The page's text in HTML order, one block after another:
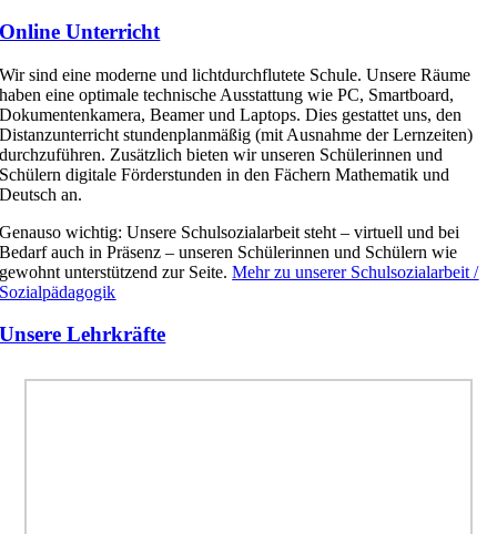
Online Unterricht
Wir sind eine moderne und lichtdurchflutete Schule. Unsere Räume
haben eine optimale technische Ausstattung wie PC, Smartboard,
Dokumentenkamera, Beamer und Laptops. Dies gestattet uns, den
Distanzunterricht stundenplanmäßig (mit Ausnahme der Lernzeiten)
durchzuführen. Zusätzlich bieten wir unseren Schülerinnen und
Schülern digitale Förderstunden in den Fächern Mathematik und
Deutsch an.
Genauso wichtig: Unsere Schulsozialarbeit steht – virtuell und bei
Bedarf auch in Präsenz – unseren Schülerinnen und Schülern wie
gewohnt unterstützend zur Seite.Mehr zu unserer Schulsozialarbeit /
Sozialpädagogik
Unsere Lehrkräfte